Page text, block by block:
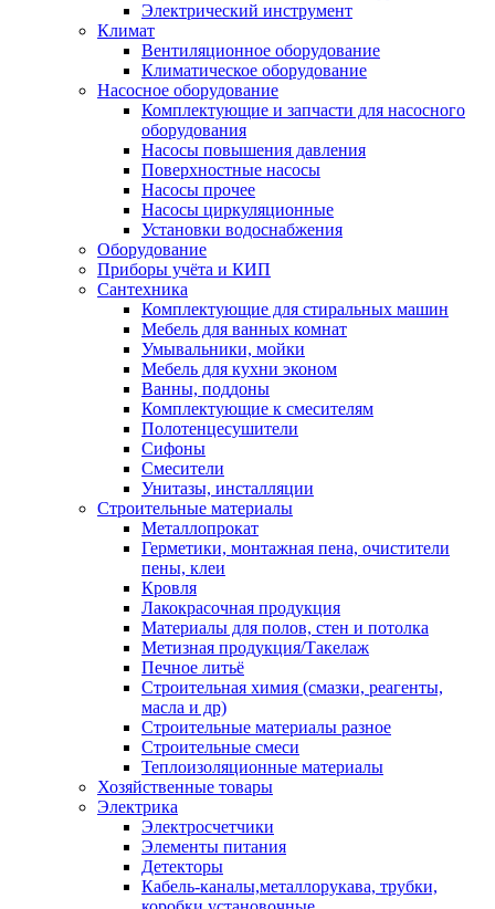
Электрический инструмент
Климат
Вентиляционное оборудование
Климатическое оборудование
Насосное оборудование
Комплектующие и запчасти для насосного
оборудования
Насосы повышения давления
Поверхностные насосы
Насосы прочее
Насосы циркуляционные
Установки водоснабжения
Оборудование
Приборы учёта и КИП
Сантехника
Комплектующие для стиральных машин
Мебель для ванных комнат
Умывальники, мойки
Мебель для кухни эконом
Ванны, поддоны
Комплектующие к смесителям
Полотенцесушители
Сифоны
Смесители
Унитазы, инсталляции
Строительные материалы
Металлопрокат
Герметики, монтажная пена, очистители
пены, клеи
Кровля
Лакокрасочная продукция
Материалы для полов, стен и потолка
Метизная продукция/Такелаж
Печное литьё
Строительная химия (смазки, реагенты,
масла и др)
Строительные материалы разное
Строительные смеси
Теплоизоляционные материалы
Хозяйственные товары
Электрика
Электросчетчики
Элементы питания
Детекторы
Кабель-каналы,металлорукава, трубки,